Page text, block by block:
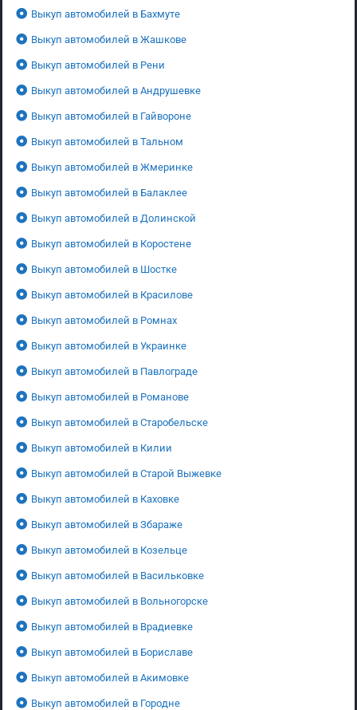
Выкуп автомобилей в Бахмуте
Выкуп автомобилей в Жашкове
Выкуп автомобилей в Рени
Выкуп автомобилей в Андрушевке
Выкуп автомобилей в Гайвороне
Выкуп автомобилей в Тальном
Выкуп автомобилей в Жмеринке
Выкуп автомобилей в Балаклее
Выкуп автомобилей в Долинской
Выкуп автомобилей в Коростене
Выкуп автомобилей в Шостке
Выкуп автомобилей в Красилове
Выкуп автомобилей в Ромнах
Выкуп автомобилей в Украинке
Выкуп автомобилей в Павлограде
Выкуп автомобилей в Романове
Выкуп автомобилей в Старобельске
Выкуп автомобилей в Килии
Выкуп автомобилей в Старой Выжевке
Выкуп автомобилей в Каховке
Выкуп автомобилей в Збараже
Выкуп автомобилей в Козельце
Выкуп автомобилей в Васильковке
Выкуп автомобилей в Вольногорске
Выкуп автомобилей в Врадиевке
Выкуп автомобилей в Бориславе
Выкуп автомобилей в Акимовке
Выкуп автомобилей в Городне